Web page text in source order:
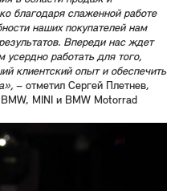
благодаря слаженной работе
наших покупателей нам
Впереди нас ждет
работать для того,
клиентский опыт и обеспечить
– отметил Сергей Плетнев,
MINI и BMW Motorrad